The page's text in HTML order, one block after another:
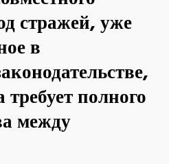
стражей, уже
в
требует полного
между